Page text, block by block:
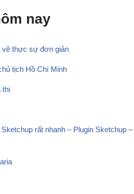
nay
vẽ thực sự đơn giản
tịch Hồ Chí Minh
thi
rất nhanh – Plugin Sketchup –